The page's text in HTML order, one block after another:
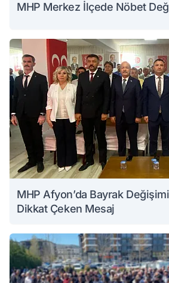
MHP Merkez İlçede Nöbet
MHP Afyon’da Bayrak
Dikkat Çeken Mesaj